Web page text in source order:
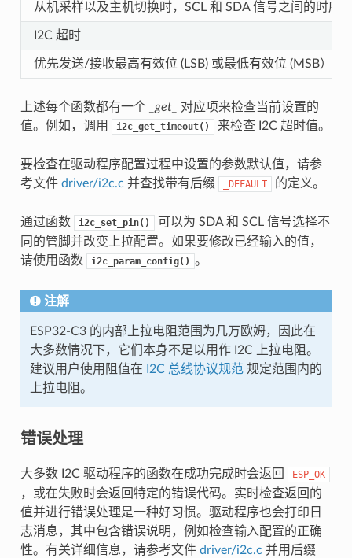
从机采样以及主机切换时，SCL 和 SDA 信号之间的时序
I2C 超时
优先发送/接收最高有效位 (LSB) 或最低有效位 (MSB），
上述每个函数都有一个 _get_
对应项来检查当前设置的
值。例如，调用
i2c_get_timeout() 来检查 I2C 超时值。
要检查在驱动程序配置过程中设置的参数默认值，请参
考文件 driver/i2c.c 并查找带有后缀 _DEFAULT 的定义。
通过函数 i2c_set_pin()
可以为 SDA 和 SCL 信号选择不
同的管脚并改变上拉配置。如果要修改已经输入的值，
请使用函数
i2c_param_config() 。
注解
ESP32-C3 的内部上拉电阻范围为几万欧姆，因此在
大多数情况下，它们本身不足以用作 I2C 上拉电阻。
建议用户使用阻值在 I2C 总线协议规范规定范围内的
上拉电阻。
错误处理
大多数 I2C 驱动程序的函数在成功完成时会返回 ESP_OK
，或在失败时会返回特定的错误代码。实时检查返回的
值并进行错误处理是一种好习惯。驱动程序也会打印日
志消息，其中包含错误说明，例如检查输入配置的正确
性。有关详细信息，请参考文件 driver/i2c.c 并用后缀